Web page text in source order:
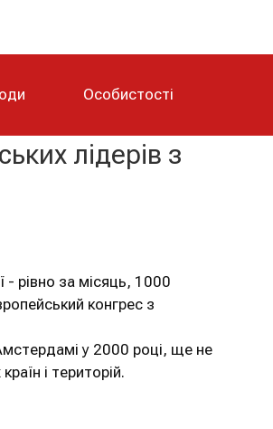
Особистості
лідерів з
- рівно за місяць, 1000
конгрес з
у 2000 році, ще не
і територій.